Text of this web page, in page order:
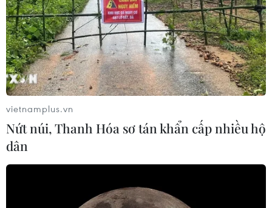
vietnamplus.vn
Nứt núi, Thanh Hóa sơ tán khẩn cấp nhiều hộ
dân